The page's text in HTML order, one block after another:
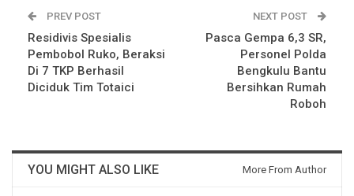
PREV POST
Residivis Spesialis
Pembobol Ruko, Beraksi
Di 7 TKP Berhasil
Diciduk Tim Totaici
NEXT POST
Pasca Gempa 6,3 SR,
Personel Polda
Bengkulu Bantu
Bersihkan Rumah
Roboh
YOU MIGHT ALSO LIKE More From Author